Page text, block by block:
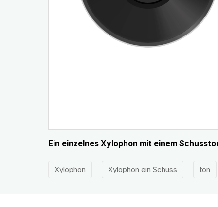
Ein einzelnes Xylophon mit einem
Xylophon Xylophon ein Schuss ton